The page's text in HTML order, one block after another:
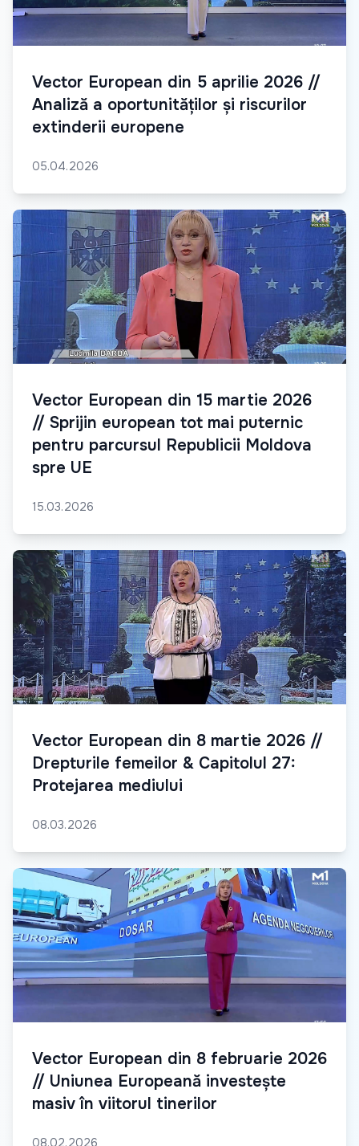
Vector European din 5 aprilie 2026 //
Analiză a oportunităților și riscurilor
extinderii europene
05.04.2026
Vector European din 15 martie 2026
// Sprijin european tot mai puternic
pentru parcursul Republicii Moldova
spre UE
15.03.2026
Vector European din 8 martie 2026 //
Drepturile femeilor & Capitolul 27:
Protejarea mediului
08.03.2026
Vector European din 8 februarie 2026
// Uniunea Europeană investește
masiv în viitorul tinerilor
08.02.2026